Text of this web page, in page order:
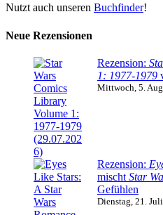
Nutzt auch unseren Buchfinder!
Neue Rezensionen
Rezension:
1: 1977-1979
Mittwoch, 5.
Rezension:
mischt Star
Gefühlen
Dienstag, 21.